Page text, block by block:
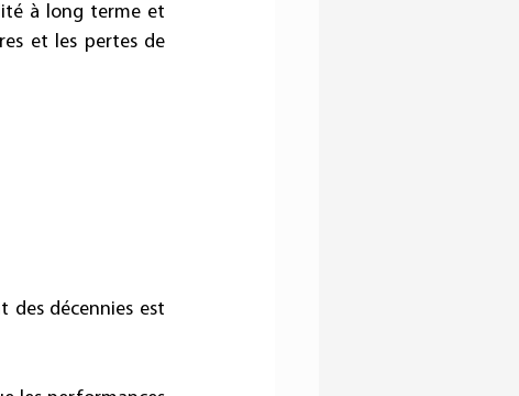
à long terme et
et les pertes de
des décennies est